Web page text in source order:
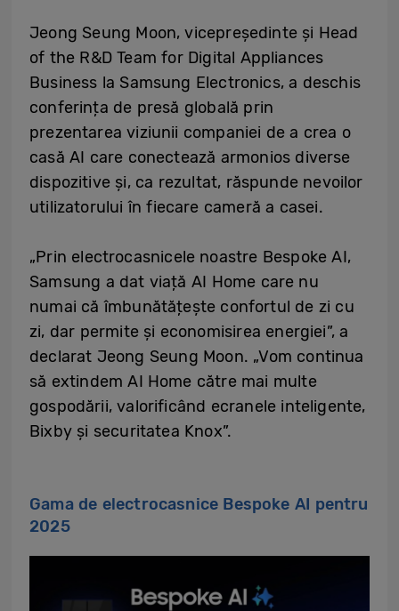
Jeong Seung Moon, vicepreședinte și Head
of the R&D Team for Digital Appliances
Business la Samsung Electronics, a deschis
conferința de presă globală prin
prezentarea viziunii companiei de a crea o
casă AI care conectează armonios diverse
dispozitive și, ca rezultat, răspunde nevoilor
utilizatorului în fiecare cameră a casei.
„Prin electrocasnicele noastre Bespoke AI,
Samsung a dat viață AI Home care nu
numai că îmbunătățește confortul de zi cu
zi, dar permite și economisirea energiei”, a
declarat Jeong Seung Moon. „Vom continua
să extindem AI Home către mai multe
gospodării, valorificând ecranele inteligente,
Bixby și securitatea Knox”.
Gama de electrocasnice Bespoke AI pentru
2025